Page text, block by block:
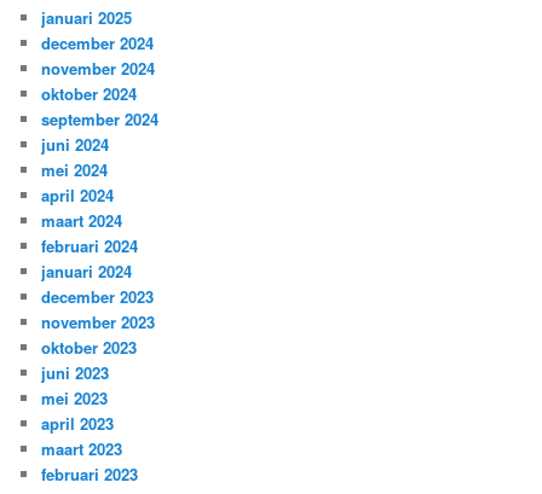
januari 2025
december 2024
november 2024
oktober 2024
september 2024
juni 2024
mei 2024
april 2024
maart 2024
februari 2024
januari 2024
december 2023
november 2023
oktober 2023
juni 2023
mei 2023
april 2023
maart 2023
februari 2023